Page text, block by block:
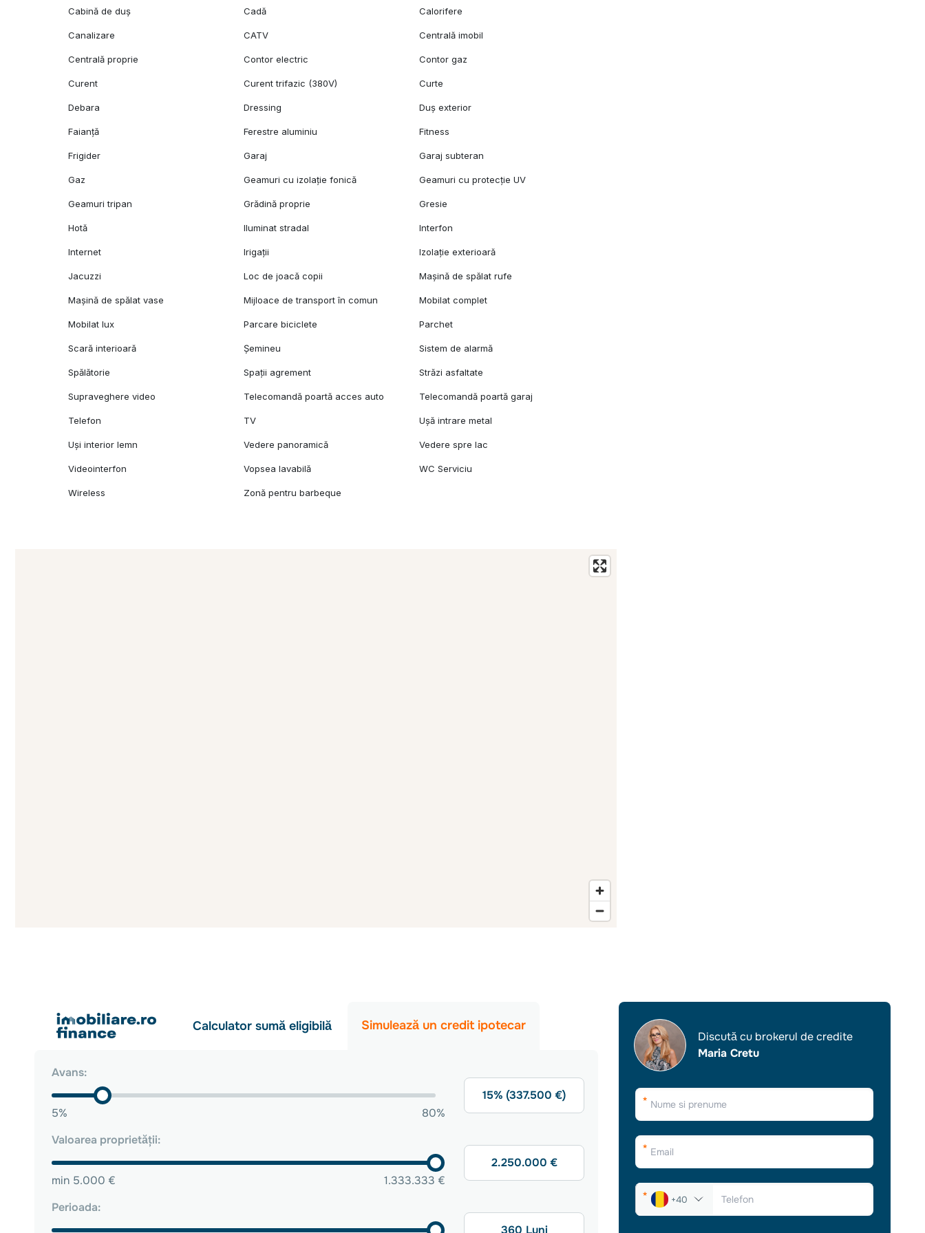
Cabină de duș Cadă Calorifere
Canalizare CATV Centrală imobil
Centrală proprie Contor electric Contor gaz
Curent Curent trifazic (380V) Curte
Debara Dressing Duș exterior
Faianță Ferestre aluminiu Fitness
Frigider Garaj Garaj subteran
Gaz Geamuri cu izolație fonică Geamuri cu protecție UV
Geamuri tripan Grădină proprie Gresie
Hotă Iluminat stradal Interfon
Internet Irigații Izolație exterioară
Jacuzzi Loc de joacă copii Mașină de spălat rufe
Mașină de spălat vase Mijloace de transport în comun Mobilat complet
Mobilat lux Parcare biciclete Parchet
Scară interioară Șemineu Sistem de alarmă
Spălătorie Spații agrement Străzi asfaltate
Supraveghere video Telecomandă poartă acces auto Telecomandă poartă garaj
Telefon TV Ușă intrare metal
Uși interior lemn Vedere panoramică Vedere spre lac
Videointerfon Vopsea lavabilă WC Serviciu
Wireless Zonă pentru barbeque